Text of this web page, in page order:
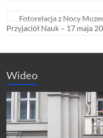
Fotorelacja z Nocy
Przyjaciół Nauk – 17 maja
Wideo